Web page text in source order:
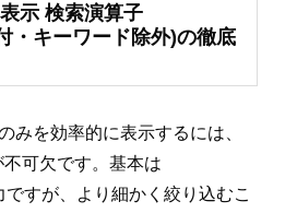
示 検索演算子
・キーワード除外)の徹底
みを効率的に表示するには、
可欠です。基本は
ですが、より細かく絞り込むこ